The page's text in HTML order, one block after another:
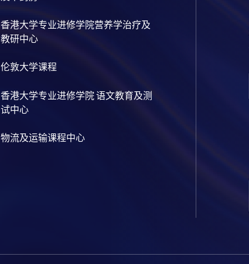
香港大学专业进修学院营养学治疗及
教研中心
伦敦大学课程
香港大学专业进修学院 语文教育及测
试中心
物流及运输课程中心